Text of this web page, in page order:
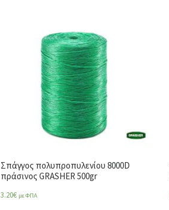
Σπάγγος πολυπροπυλενίου 8000D
πράσινος GRASHER 500gr
3.20€ με ΦΠΑ